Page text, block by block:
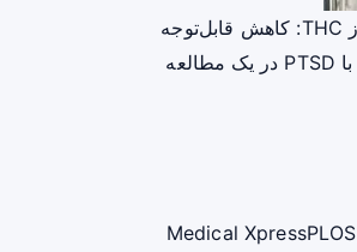
استفاده نسخه‌ای از THC: کاهش قابل‌توجه
کابوس‌های مرتبط با PTSD در یک مطالعه
Medical XpressPLOS